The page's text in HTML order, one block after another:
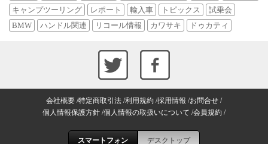
キャンプツーリング
レポート 輸入車 トピックス
試乗会
BMW
ハンドル関連 リコール情報 カワサキ ドゥカティ
会社概要 特定商取引法 利用規約 採用情報 お問合せ
個人情報保護方針 個人情報の取扱いについて 会員規約
スマートフォン デスクトップ